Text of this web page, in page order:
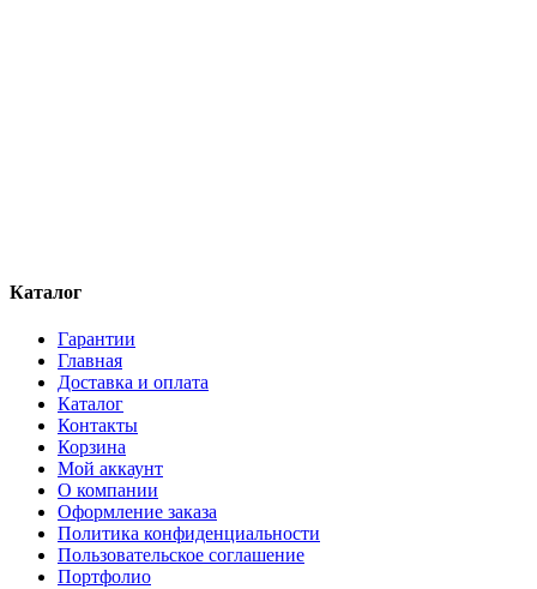
Каталог
Гарантии
Главная
Доставка и оплата
Каталог
Контакты
Корзина
Мой аккаунт
О компании
Оформление заказа
Политика конфиденциальности
Пользовательское соглашение
Портфолио